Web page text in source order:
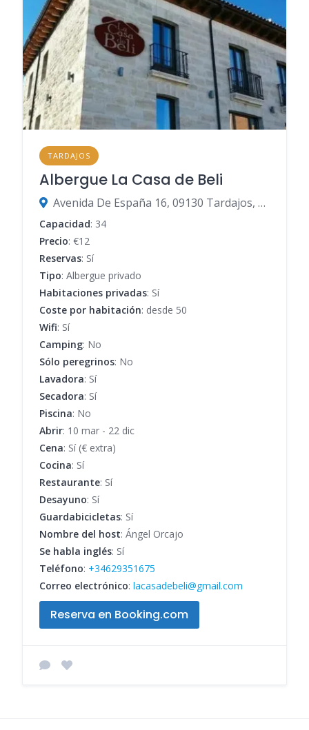
TARDAJOS
Albergue La Casa de Beli
Avenida De España 16, 09130 Tardajos, Burgos, España
Capacidad: 34
Precio: €12
Reservas: Sí
Tipo: Albergue privado
Habitaciones privadas: Sí
Coste por habitación: desde 50
Wifi: Sí
Camping: No
Sólo peregrinos: No
Lavadora: Sí
Secadora: Sí
Piscina: No
Abrir: 10 mar - 22 dic
Cena: Sí (€ extra)
Cocina: Sí
Restaurante: Sí
Desayuno: Sí
Guardabicicletas: Sí
Nombre del host: Ángel Orcajo
Se habla inglés: Sí
Teléfono: +34629351675
Correo electrónico: lacasadebeli@gmail.com
Reserva en Booking.com